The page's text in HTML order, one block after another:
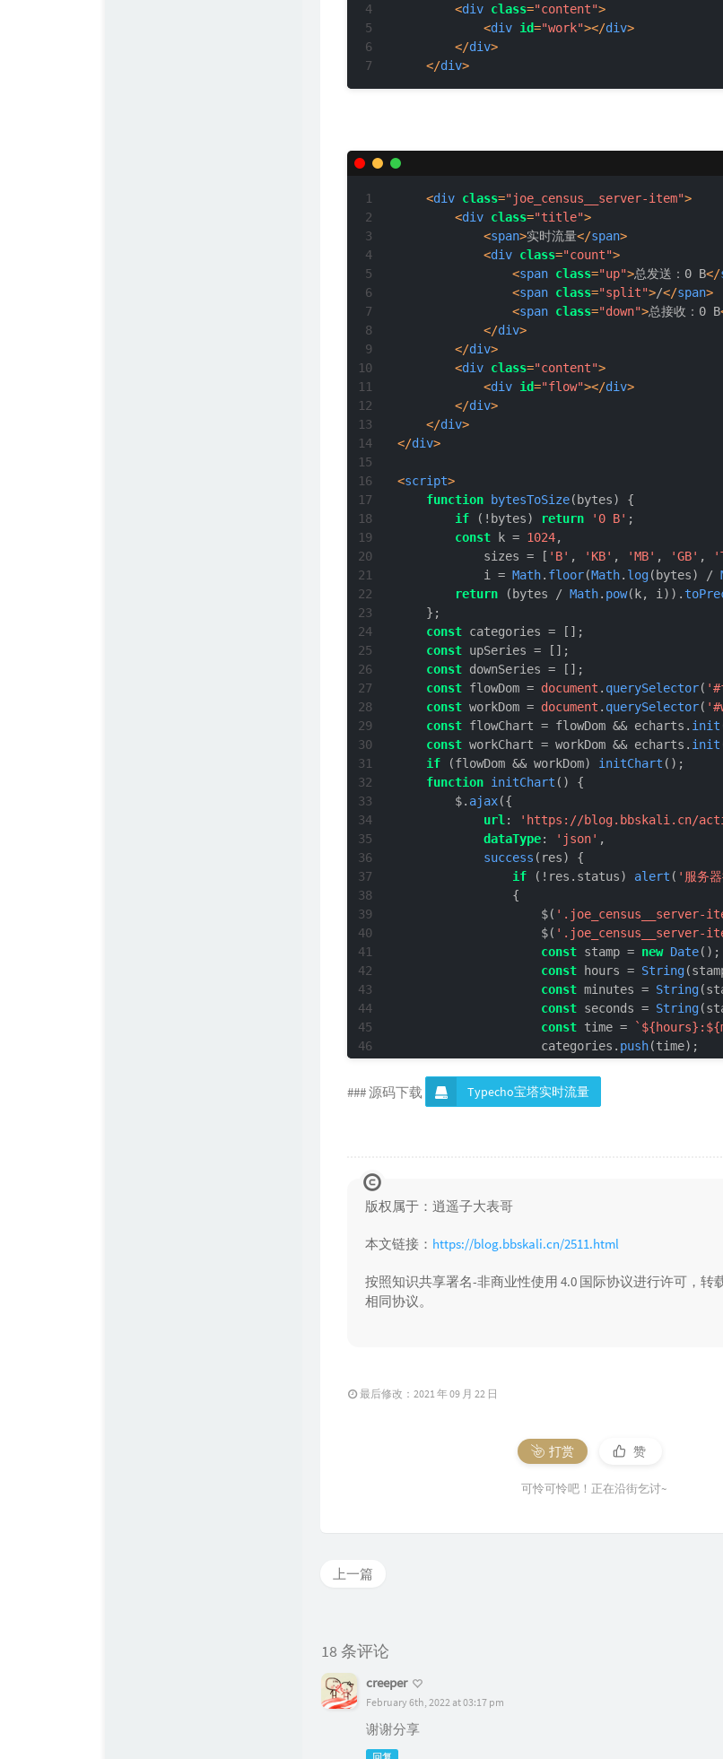
<div class="content">
<div id="work"></div>
</div>
</div>
<div class="joe_census__server-item">
<div class="title">
<span>实时流量</span>
<div class="count">
<span class="up">总发送：0 B</
<span class="split">/</span>
<span class="down">总接收：0 B
</div>
</div>
<div class="content">
<div id="flow"></div>
</div>
</div>
</div>
<script>
function
bytesToSize( bytes) {
if (!bytes) return '0 B' ;
const k = 1024,
            sizes = [
'B' , 'KB' , 'MB' , 'GB' ,
            i =
Math. floor(Math. log(bytes) /
return (bytes / Math. pow(k, i)).
    };
const categories = [];
const upSeries = [];
const downSeries = [];
const flowDom = document . querySelector(
const workDom = document . querySelector(
const flowChart = flowDom && echarts. init
const workChart = workDom && echarts. init
if (flowDom && workDom) initChart ();
function initChart ( ) {
        $.
ajax({
url : 'https://blog.bbskali.cn/
dataType: 'json' ,
success ( res) {
if (!res. status) alert ( '服务
                {
                    $(
'.joe_census__server-
                    $(
'.joe_census__server-
const stamp = new Date();
const hours = String
const minutes = String
const seconds = String
const time = ` ${hours} :
                    categories.
push(time);
                    downSeries.
if (categories.
tooltip: {
axisPointer: {
type: 'cross'
label : {
data
: [ 'Line 1'
grid: {
boundaryGap
### 源码下载 Typecho宝塔实时流量
版权属于：逍遥子大表哥
本文链接： https://blog.bbskali.cn/2511.html
按照知识共享署名-非商业性使用 4.0 国际协议进行许可，转
相同协议。
最后修改：2021 年 09 月 22 日
打赏 赞
可怜可怜吧！正在沿街乞讨~
上一篇
18 条评论
creeper
February 6th, 2022 at 03:17 pm
谢谢分享